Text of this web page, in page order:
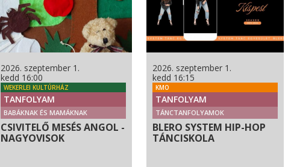
2026. szeptember 1.
kedd 16:00
WEKERLEI KULTÚRHÁZ
TANFOLYAM
BABÁKNAK ÉS MAMÁKNAK
CSIVITELŐ MESÉS ANGOL -
NAGYOVISOK
2026. szeptember 1.
kedd 16:15
KMO
TANFOLYAM
TÁNCTANFOLYAMOK
BLERO SYSTEM HIP-HOP
TÁNCISKOLA